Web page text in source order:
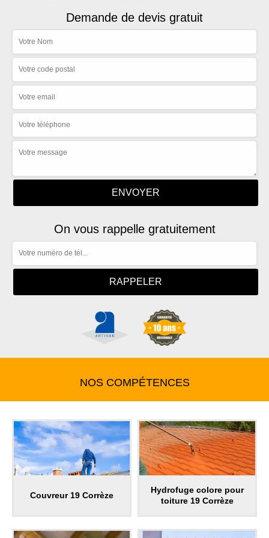
Demande de devis gratuit
On vous rappelle gratuitement
NOS COMPÉTENCES
Couvreur 19 Corrèze
Hydrofuge colore pour
toiture 19 Corrèze